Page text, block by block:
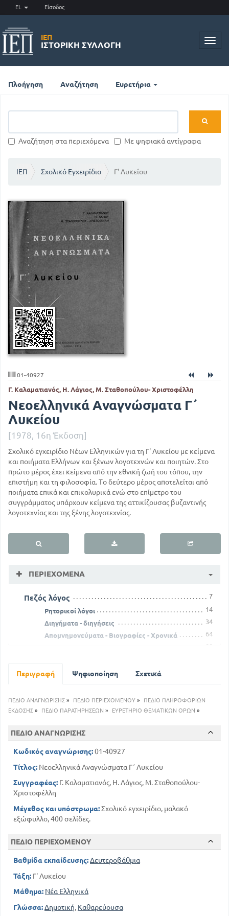
EL Είσοδος
ΙΕΠ
ΙΣΤΟΡΙΚΉ ΣΥΛΛΟΓΉ
Πλοήγηση Αναζήτηση Ευρετήρια
Αναζήτηση στα περιεχόμενα Με ψηφιακά αντίγραφα
ΙΕΠ Σχολικό Εγχειρίδιο Γ' Λυκείου
01-40927
Γ. Καλαματιανός, Η. Λάγιος, Μ. Σταθοπούλου- Χριστοφέλλη
Νεοελληνικά Αναγνώσματα Γ΄
Λυκείου
[1978, 16η Έκδοση]
Σχολικό εγχειρίδιο Νέων Ελληνικών για τη Γ' Λυκείου με κείμενα
και ποιήματα Ελλήνων και ξένων λογοτεχνών και ποιητών. Στο
πρώτο μέρος έχει κείμενα από την εθνική ζωή του τόπου, την
επιστήμη και τη φιλοσοφία. Το δεύτερο μέρος αποτελείται από
ποιήματα επικά και επικολυρικά ενώ στο επίμετρο του
συγγράμματος υπάρχουν κείμενα της αττικίζουσας βυζαντινής
λογοτεχνίας και της ξένης λογοτεχνίας.
ΠΕΡΙΕΧΌΜΕΝΑ
Πεζός λόγος 7
Ρητορικοί λόγοι
14
Διηγήματα - διηγήσεις
34
Απομνημονεύματα - Βιογραφίες - Χρονικά
64
88
Επιστήμη - Φιλοσοφία
209
Πεζοτράγουδα - Στοχασμοί - Παροιμίες
226
Ποίηση
Δημοτικά τραγούδια
241
Έντεχνος ποιητικός λόγος
Σατιρικά ποιήματα
Επίμετρο
Περιγραφή Ψηφιοποίηση Σχετικά
ΠΕΔΙΟ ΑΝΑΓΝΩΡΙΣΗΣ » ΠΕΔΙΟ ΠΕΡΙΕΧΟΜΕΝΟΥ »
ΠΕΔΙΟ ΠΛΗΡΟΦΟΡΙΩΝ
ΕΚΔΟΣΗΣ » ΠΕΔΙΟ ΠΑΡΑΤΗΡΗΣΕΩΝ » ΕΥΡΕΤΗΡΙΟ ΘΕΜΑΤΙΚΩΝ ΟΡΩΝ »
ΠΕΔΙΟ ΑΝΑΓΝΩΡΙΣΗΣ
Κωδικός αναγνώρισης:01-40927
Τίτλος: Νεοελληνικά Αναγνώσματα Γ΄ Λυκείου
Συγγραφέας: Γ. Καλαματιανός, Η. Λάγιος, Μ. Σταθοπούλου-
Χριστοφέλλη
Μέγεθος και υπόστρωμα:Σχολικό εγχειρίδιο, μαλακό
εξώφυλλο, 400 σελίδες.
ΠΕΔΙΟ ΠΕΡΙΕΧΟΜΕΝΟΥ
Βαθμίδα εκπαίδευσης:Δευτεροβάθμια
Τάξη: Γ' Λυκείου
Μάθημα: Νέα Ελληνικά
Γλώσσα:Δημοτική, Καθαρεύουσα